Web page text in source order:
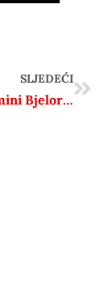
SLJEDEĆI
‘Pravljenje mini Bjelorusije od Republike Srpske’